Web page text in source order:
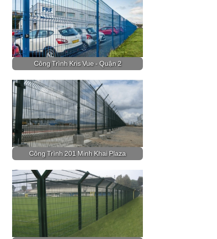
Công Trình Kris Vue - Quận 2
Công Trình 201 Minh Khai Plaza